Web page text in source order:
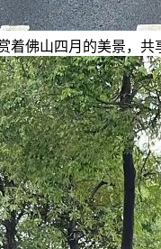
佛山四月的美景，